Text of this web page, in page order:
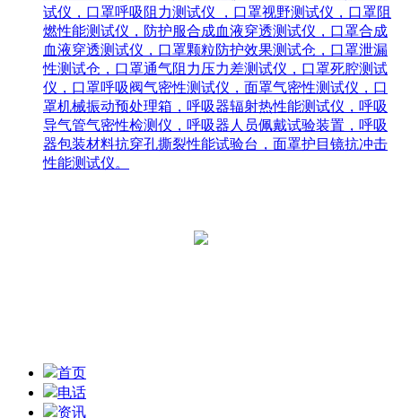
试仪，口罩呼吸阻力测试仪 ，口罩视野测试仪，口罩阻
燃性能测试仪，防护服合成血液穿透测试仪，口罩合成
血液穿透测试仪，口罩颗粒防护效果测试仓，口罩泄漏
性测试仓，口罩通气阻力压力差测试仪，口罩死腔测试
仪，口罩呼吸阀气密性测试仪，面罩气密性测试仪，口
罩机械振动预处理箱，呼吸器辐射热性能测试仪，呼吸
导气管气密性检测仪，呼吸器人员佩戴试验装置，呼吸
器包装材料抗穿孔撕裂性能试验台，面罩护目镜抗冲击
性能测试仪。
首页
电话
资讯